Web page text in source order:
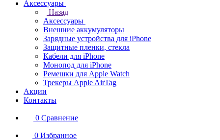
Аксессуары
Назад
Аксессуары
Внешние аккумуляторы
Зарядные устройства для iPhone
Защитные пленки, стекла
Кабели для iPhone
Монопод для iPhone
Ремешки для Apple Watch
Трекеры Apple AirTag
Акции
Контакты
0 Сравнение
0 Избранное